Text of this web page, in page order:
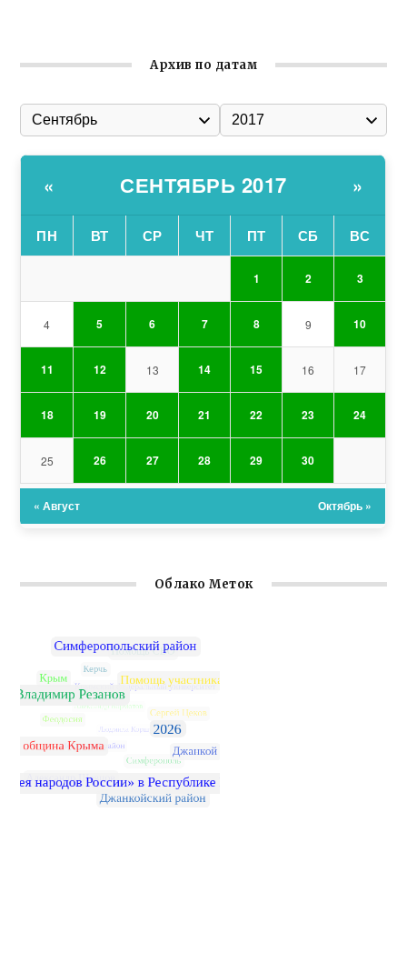
Архив по датам
« СЕНТЯБРЬ 2017 »
ПН ВТ СР ЧТ ПТ СБ ВС
1 2 3
4 5 6 7 8 9 10
11 12 13 14 15 16 17
18 19 20 21 22 23 24
25 26 27 28 29 30
« Август Октябрь »
Облако Меток